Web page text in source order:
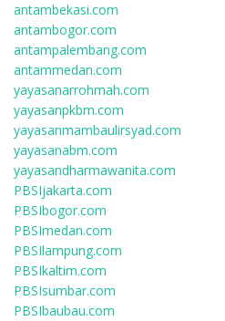
antambekasi.com
antambogor.com
antampalembang.com
antammedan.com
yayasanarrohmah.com
yayasanpkbm.com
yayasanmambaulirsyad.com
yayasanabm.com
yayasandharmawanita.com
PBSIjakarta.com
PBSIbogor.com
PBSImedan.com
PBSIlampung.com
PBSIkaltim.com
PBSIsumbar.com
PBSIbaubau.com